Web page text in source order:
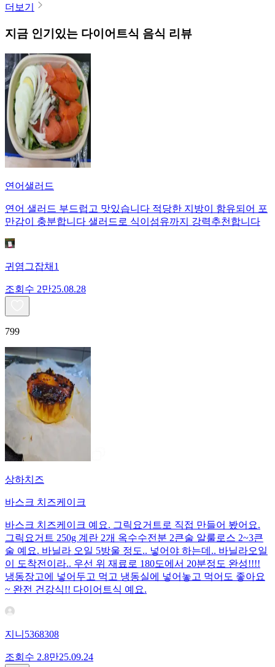
더보기
지금 인기있는 다이어트식 음식 리뷰
연어샐러드
연어 샐러드 부드럽고 맛있습니다 적당한 지방이 함유되어 포
만감이 충분합니다 샐러드로 식이섬유까지 강력추천합니다
귀염그잡채1
조회수 2만25.08.28
799
상하치즈
바스크 치즈케이크
바스크 치즈케이크 예요. 그릭요거트로 직접 만들어 봤어요.
그릭요거트 250g 계란 2개 옥수수전분 2큰술 알룰로스 2~3큰
술 예요. 바닐라 오일 5방울 정도.. 넣어야 하는데.. 바닐라오일
이 도착전이라.. 우선 위 재료로 180도에서 20분정도 완성!!!!
냉동장고에 넣어두고 먹고 냉동실에 넣어놓고 먹어도 좋아요
~ 완전 건강식!! 다이어트식 예요.
지니5368308
조회수 2.8만25.09.24